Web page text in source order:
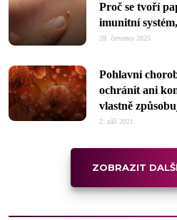
Proč se tvoří
imunitní
28. července 2025
Pohlavní
ochránit ani
vlastně
2. září 2021
ZOBRAZIT